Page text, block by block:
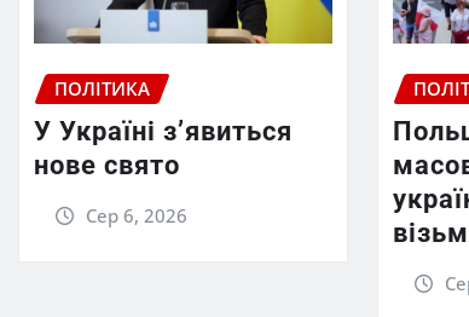
ПОЛІТИКА
У Україні з’явиться
нове свято
Сер 6, 2026